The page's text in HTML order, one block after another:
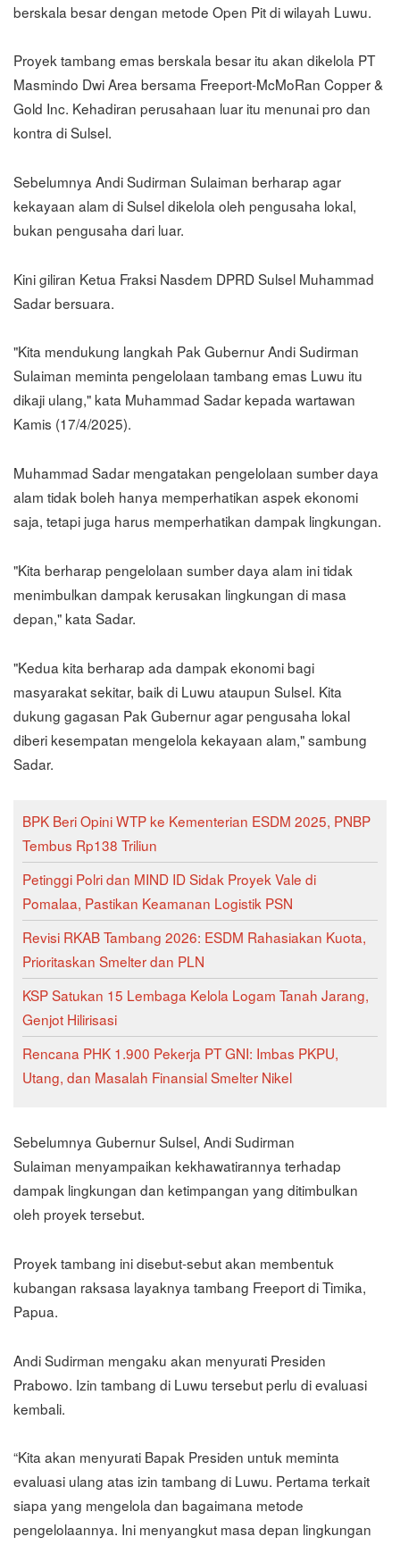
berskala besar dengan metode Open Pit di wilayah Luwu.
Proyek tambang emas berskala besar itu akan dikelola PT
Masmindo Dwi Area bersama Freeport-McMoRan Copper &
Gold Inc. Kehadiran perusahaan luar itu menunai pro dan
kontra di Sulsel.
Sebelumnya Andi Sudirman Sulaiman berharap agar
kekayaan alam di Sulsel dikelola oleh pengusaha lokal,
bukan pengusaha dari luar.
Kini giliran Ketua Fraksi Nasdem DPRD Sulsel Muhammad
Sadar bersuara.
"Kita mendukung langkah Pak Gubernur Andi Sudirman
Sulaiman meminta pengelolaan tambang emas Luwu itu
dikaji ulang," kata Muhammad Sadar kepada wartawan
Kamis (17/4/2025).
Muhammad Sadar mengatakan pengelolaan sumber daya
alam tidak boleh hanya memperhatikan aspek ekonomi
saja, tetapi juga harus memperhatikan dampak lingkungan.
"Kita berharap pengelolaan sumber daya alam ini tidak
menimbulkan dampak kerusakan lingkungan di masa
depan," kata Sadar.
"Kedua kita berharap ada dampak ekonomi bagi
masyarakat sekitar, baik di Luwu ataupun Sulsel. Kita
dukung gagasan Pak Gubernur agar pengusaha lokal
diberi kesempatan mengelola kekayaan alam," sambung
Sadar.
BPK Beri Opini WTP ke Kementerian ESDM 2025, PNBP
Tembus Rp138 Triliun
Petinggi Polri dan MIND ID Sidak Proyek Vale di
Pomalaa, Pastikan Keamanan Logistik PSN
Revisi RKAB Tambang 2026: ESDM Rahasiakan Kuota,
Prioritaskan Smelter dan PLN
KSP Satukan 15 Lembaga Kelola Logam Tanah Jarang,
Genjot Hilirisasi
Rencana PHK 1.900 Pekerja PT GNI: Imbas PKPU,
Utang, dan Masalah Finansial Smelter Nikel
Sebelumnya Gubernur Sulsel, Andi Sudirman
Sulaiman menyampaikan kekhawatirannya terhadap
dampak lingkungan dan ketimpangan yang ditimbulkan
oleh proyek tersebut.
Proyek tambang ini disebut-sebut akan membentuk
kubangan raksasa layaknya tambang Freeport di Timika,
Papua.
Andi Sudirman mengaku akan menyurati Presiden
Prabowo. Izin tambang di Luwu tersebut perlu di evaluasi
kembali.
“Kita akan menyurati Bapak Presiden untuk meminta
evaluasi ulang atas izin tambang di Luwu. Pertama terkait
siapa yang mengelola dan bagaimana metode
pengelolaannya. Ini menyangkut masa depan lingkungan